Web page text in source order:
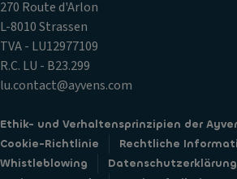
270 Route d'Arlon
L-8010 Strassen
TVA - LU12977109
R.C. LU - B23.299
lu.contact@ayvens.com
Ethik- und Verhaltensprinzipien der
Cookie-Richtlinie
Rechtliche
Whistleblowing